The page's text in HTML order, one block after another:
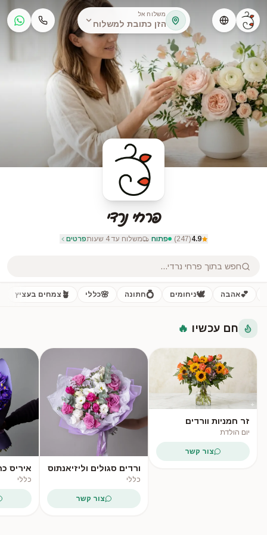
משלוח אל
הזן כתובת למשלוח
פרחי נרדי
4.9
(
247
)
· פתוח · משלוח עד 4 שעות פרטים
חפש בתוך פרחי נרדי...
💕אהבה 🕊️ניחומים 💍חתונה 🌸כללי 🪴 צמחים בעציץ
חם עכשיו 🔥
זר חמניות וורדים
אפרסקיים
יום הולדת
צור קשר
ורדים סגולים וליזיאנתוס
לבן
כללי
צור קשר
איריס
כללי